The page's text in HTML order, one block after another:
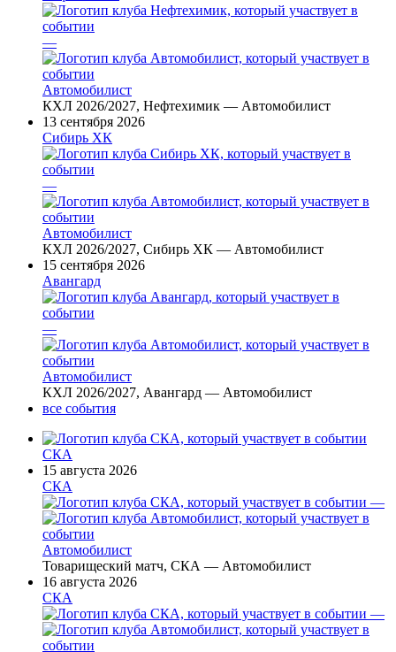
—
Автомобилист
КХЛ 2026/2027, Нефтехимик — Автомобилист
13 сентября 2026
Сибирь ХК
—
Автомобилист
КХЛ 2026/2027, Сибирь ХК — Автомобилист
15 сентября 2026
Авангард
—
Автомобилист
КХЛ 2026/2027, Авангард — Автомобилист
все события
СКА
15 августа 2026
СКА
—
Автомобилист
Товарищеский матч, СКА — Автомобилист
16 августа 2026
СКА
—